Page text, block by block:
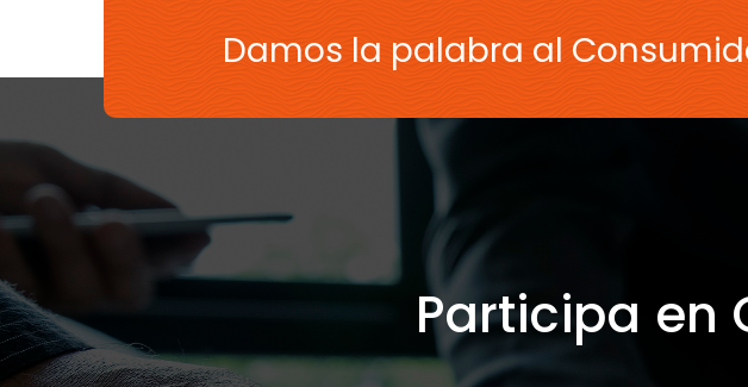
Damos la palabra al
Participa en